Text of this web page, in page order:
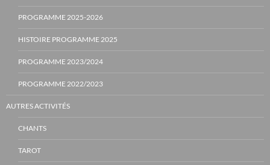
PROGRAMME 2025-2026
HISTOIRE PROGRAMME 2025
PROGRAMME 2023/2024
PROGRAMME 2022/2023
AUTRES ACTIVITÉS
CHANTS
TAROT